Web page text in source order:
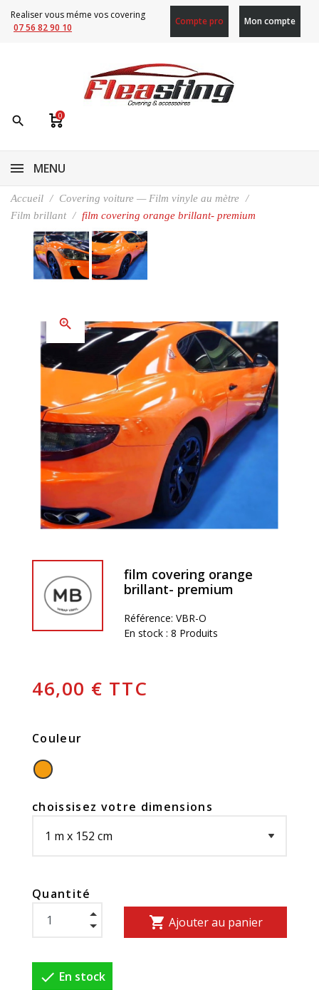
Realiser vous méme vos covering
07 56 82 90 10
Compte pro Mon compte
search 0
MENU
Accueil
Covering voiture — Film vinyle au mètre
Film brillant
film covering orange brillant- premium
zoom_in
film covering orange
brillant- premium
Référence:VBR-O
En stock :8 Produits
46,00 € TTC
Couleur
choissisez votre dimensions
Quantité
shopping_cart Ajouter au panier
 En stock